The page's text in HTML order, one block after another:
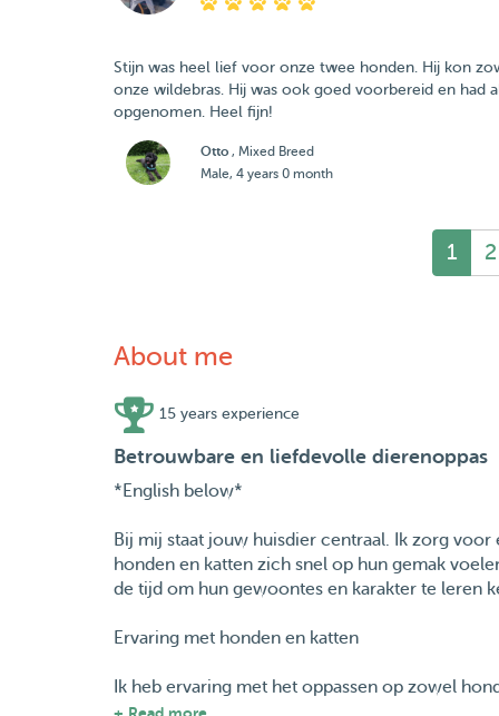
Stijn was heel lief voor onze twee honden. Hij kon
onze wildebras. Hij was ook goed voorbereid en
opgenomen. Heel fijn!
Otto , Mixed Breed
Male, 4 years 0 month
1 2
About me
15 years experience
Betrouwbare en liefdevolle dierenoppas
*English below*
Bij mij staat jouw huisdier centraal. Ik zorg
honden en katten zich snel op hun gemak
de tijd om hun gewoontes en karakter te leren
Ervaring met honden en katten
Ik heb ervaring met het oppassen op zowel
rustigere huisdieren.